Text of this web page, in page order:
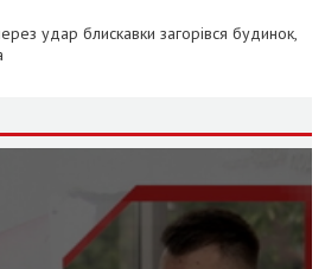
удар блискавки загорівся будинок,